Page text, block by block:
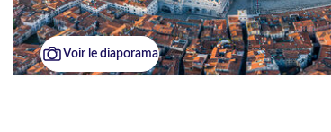
Voir le diaporama